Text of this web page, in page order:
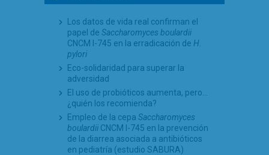
Los datos de vida real confirman el
papel de Saccharomyces boulardii
CNCM I-745 en la erradicación de H.
pylori
Eco-solidaridad para superar la
adversidad
El uso de probióticos aumenta, pero…
¿quién los recomienda?
Empleo de la cepa Saccharomyces
boulardii CNCM I-745 en la prevención
de la diarrea asociada a antibióticos
en pediatría (estudio SABURA)